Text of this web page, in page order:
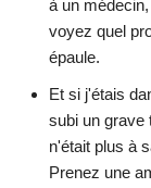
à un
voyez quel
épaule.
Et si j'étais
subi un grave
n'était plus à
Prenez une